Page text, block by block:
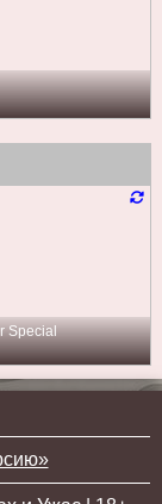
Special